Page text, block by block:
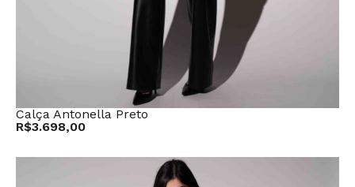
Calça Antonella Preto
R$3.698,00